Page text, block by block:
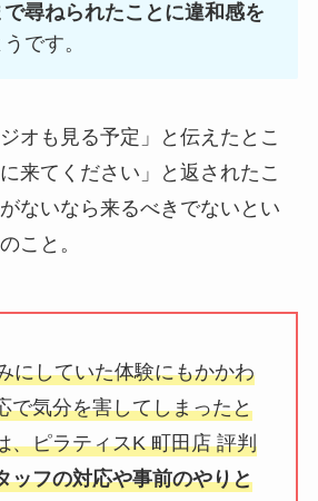
尋ねられたことに違和感を
うです。
オも見る予定」と伝えたとこ
来てください」と返されたこ
ないなら来るべきでないとい
こと。
にしていた体験にもかかわ
で気分を害してしまったと
、ピラティスK 町田店 評判
ッフの対応や事前のやりと